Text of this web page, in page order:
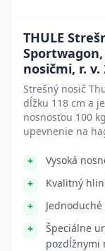
THULE
nosičmi, r. v.
Strešný nosič
dĺžku 118 cm a
nosnosťou 100
upevnenie na
Vysoká
Kvalitný
Špeciálne
pozdĺžnymi